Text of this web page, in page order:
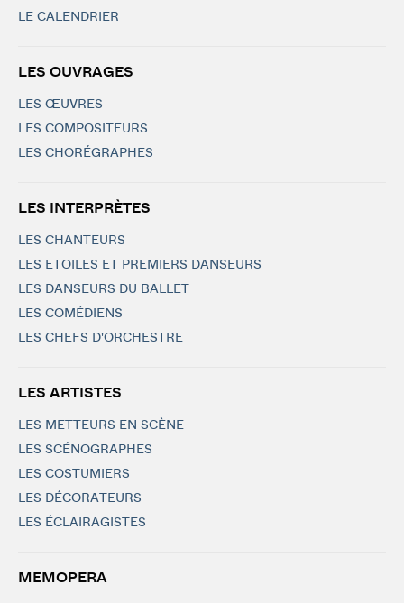
LE CALENDRIER
LES OUVRAGES
LES ŒUVRES
LES COMPOSITEURS
LES CHORÉGRAPHES
LES INTERPRÈTES
LES CHANTEURS
LES ETOILES ET PREMIERS DANSEURS
LES DANSEURS DU BALLET
LES COMÉDIENS
LES CHEFS D'ORCHESTRE
LES ARTISTES
LES METTEURS EN SCÈNE
LES SCÉNOGRAPHES
LES COSTUMIERS
LES DÉCORATEURS
LES ÉCLAIRAGISTES
MEMOPERA